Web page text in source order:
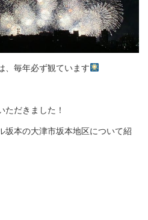
、毎年必ず観ています
だきました！
坂本の大津市坂本地区について紹